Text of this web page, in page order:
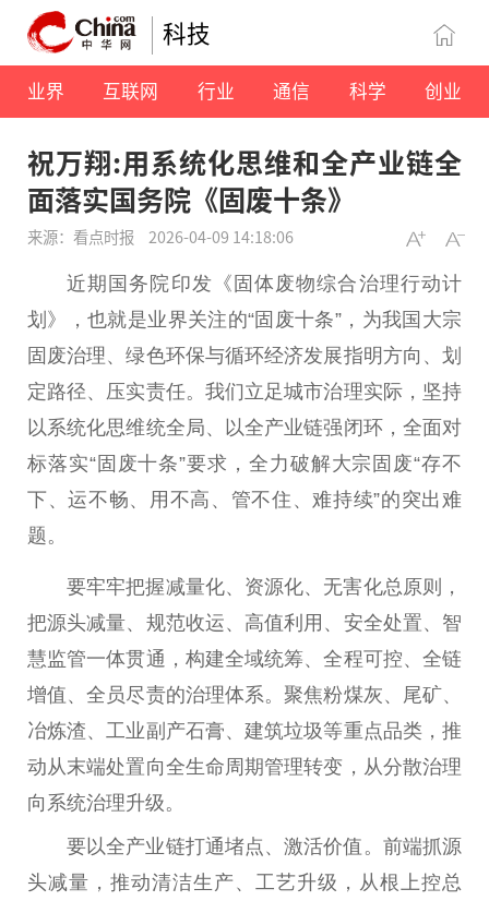
科技
业界 互联网 行业 通信 科学 创业
祝万翔:用系统化思维和全产业链全
面落实国务院《固废十条》
来源：看点时报 2026-04-09 14:18:06
近期国务院印发《固体废物综合治理行动计
划》，也就是业界关注的“固废十条”，为我国大宗
固废治理、绿色环保与循环经济发展指明方向、划
定路径、压实责任。我们立足城市治理实际，坚持
以系统化思维统全局、以全产业链强闭环，全面对
标落实“固废十条”要求，全力破解大宗固废“存不
下、运不畅、用不高、管不住、难持续”的突出难
题。
要牢牢把握减量化、资源化、无害化总原则，
把源头减量、规范收运、高值利用、安全处置、智
慧监管一体贯通，构建全域统筹、全程可控、全链
增值、全员尽责的治理体系。聚焦粉煤灰、尾矿、
冶炼渣、工业副产石膏、建筑垃圾等重点品类，推
动从末端处置向全生命周期管理转变，从分散治理
向系统治理升级。
要以全产业链打通堵点、激活价值。前端抓源
头减量，推动清洁生产、工艺升级，从根上控总